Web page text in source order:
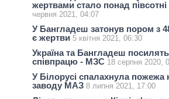
жертвами стало понад
червня 2021, 04:07
У Бангладеш затонув пором з
є жертви 5 квітня 2021, 06:30
Україна та Бангладеш
співпрацю - МЗС 18 серпня 2020,
У Білорусі спалахнула пожежа
заводу МАЗ 8 липня 2021, 17:00